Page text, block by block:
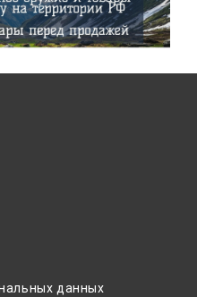
данных